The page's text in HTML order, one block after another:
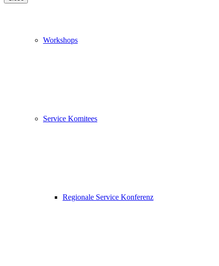
Workshops
Service Komitees
Regionale Service Konferenz